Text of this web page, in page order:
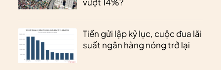
Tiền gửi lập kỷ lục, cuộc đua lãi
suất ngân hàng nóng trở lại